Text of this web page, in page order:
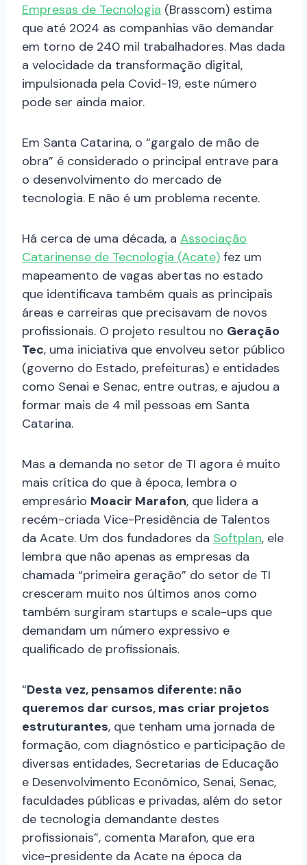
Empresas de Tecnologia (Brasscom) estima
que até 2024 as companhias vão demandar
em torno de 240 mil trabalhadores. Mas dada
a velocidade da transformação digital,
impulsionada pela Covid-19, este número
pode ser ainda maior.
Em Santa Catarina, o “gargalo de mão de
obra” é considerado o principal entrave para
o desenvolvimento do mercado de
tecnologia. E não é um problema recente.
Há cerca de uma década, a Associação
Catarinense de Tecnologia (Acate) fez um
mapeamento de vagas abertas no estado
que identificava também quais as principais
áreas e carreiras que precisavam de novos
profissionais. O projeto resultou no Geração
Tec, uma iniciativa que envolveu setor público
(governo do Estado, prefeituras) e entidades
como Senai e Senac, entre outras, e ajudou a
formar mais de 4 mil pessoas em Santa
Catarina.
Mas a demanda no setor de TI agora é muito
mais crítica do que à época, lembra o
empresário Moacir Marafon, que lidera a
recém-criada Vice-Presidência de Talentos
da Acate. Um dos fundadores da Softplan, ele
lembra que não apenas as empresas da
chamada “primeira geração” do setor de TI
cresceram muito nos últimos anos como
também surgiram startups e scale-ups que
demandam um número expressivo e
qualificado de profissionais.
“Desta vez, pensamos diferente: não
queremos dar cursos, mas criar projetos
estruturantes, que tenham uma jornada de
formação, com diagnóstico e participação de
diversas entidades, Secretarias de Educação
e Desenvolvimento Econômico, Senai, Senac,
faculdades públicas e privadas, além do setor
de tecnologia demandante destes
profissionais”, comenta Marafon, que era
vice-presidente da Acate na época da